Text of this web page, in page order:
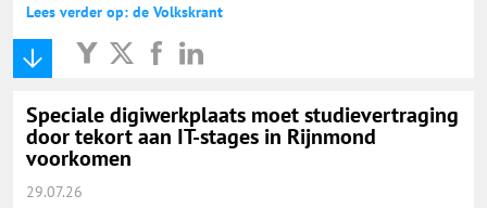
Lees verder op: de Volkskrant
Speciale digiwerkplaats moet studievertraging
door tekort aan IT-stages in Rijnmond
voorkomen
29.07.26